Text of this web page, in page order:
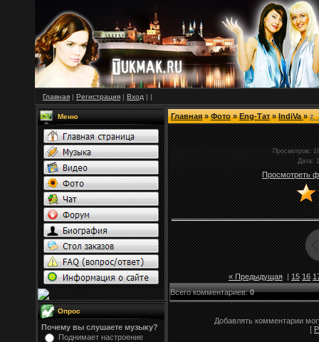
Главная | Регистрация | Вход | |
Меню
Опрос
Почему вы слушаете музыку?
Поднимает настроение
Главная»Фото»Eng-Тат »IndiVa»
Просмотров:
Дата:
Просмотреть
« Предыдущая|15 16
Всего комментариев:0
Добавлять комментарии
[